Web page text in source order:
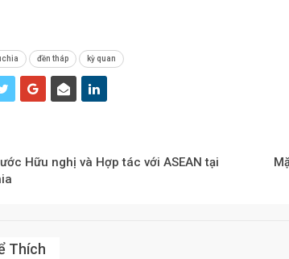
đền tháp kỳ quan
Hữu nghị và Hợp tác với ASEAN tại
Thích